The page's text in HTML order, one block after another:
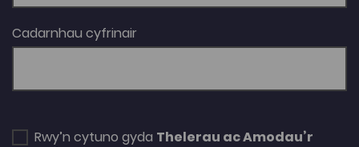
Cadarnhau cyfrinair
Rwy’n cytuno gyda Thelerau ac Amodau’r